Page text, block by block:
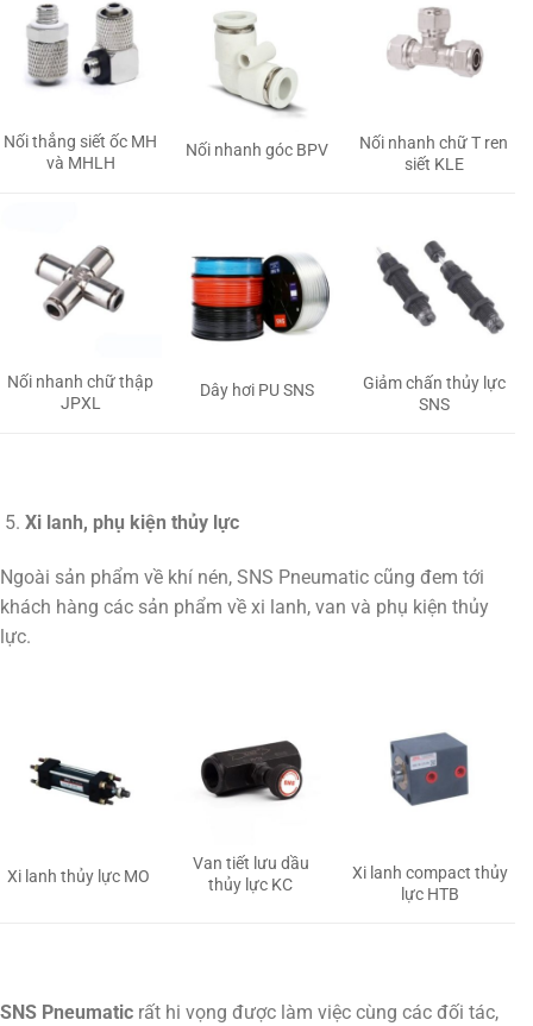
Nối thẳng siết ốc MH
và MHLH
Nối nhanh góc BPV
Nối nhanh chữ T ren
siết KLE
Nối nhanh chữ thập
JPXL
Dây hơi PU SNS
Giảm chấn thủy lực
SNS
Xi lanh, phụ kiện thủy lực
Ngoài sản phẩm về khí nén, SNS Pneumatic cũng đem tới
khách hàng các sản phẩm về xi lanh, van và phụ kiện thủy
lực.
Xi lanh thủy lực MO
Van tiết lưu dầu
thủy lực KC
Xi lanh compact thủy
lực HTB
SNS Pneumatic rất hi vọng được làm việc cùng các đối tác,